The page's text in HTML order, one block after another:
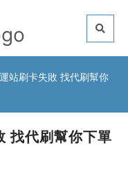
站刷卡失敗 找代刷幫你
找代刷幫你下單